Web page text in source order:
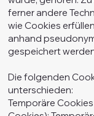
ferner andere
wie Cookies
anhand
gespeichert
Die folgenden
unterschieden:
Temporäre